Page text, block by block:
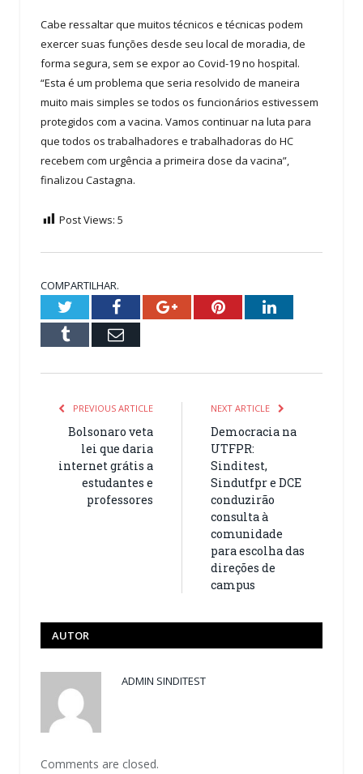
Cabe ressaltar que muitos técnicos e técnicas podem
exercer suas funções desde seu local de moradia, de
forma segura, sem se expor ao Covid-19 no hospital.
“Esta é um problema que seria resolvido de maneira
muito mais simples se todos os funcionários estivessem
protegidos com a vacina. Vamos continuar na luta para
que todos os trabalhadores e trabalhadoras do HC
recebem com urgência a primeira dose da vacina”,
finalizou Castagna.
Post Views: 5
COMPARTILHAR.
TwitterFacebookGoogle+PinterestLinkedIn
Tumblr Email
PREVIOUS ARTICLE
Bolsonaro veta
lei que daria
internet grátis a
estudantes e
professores
NEXT ARTICLE
Democracia na
UTFPR:
Sinditest,
Sindutfpr e DCE
conduzirão
consulta à
comunidade
para escolha das
direções de
campus
AUTOR
ADMIN SINDITEST
Comments are closed.